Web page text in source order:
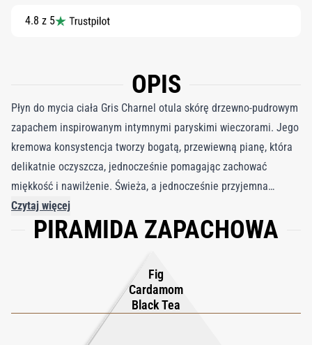
4.8 z 5
OPIS
Płyn do mycia ciała Gris Charnel otula skórę drzewno-pudrowym
zapachem inspirowanym intymnymi paryskimi wieczorami. Jego
kremowa konsystencja tworzy bogatą, przewiewną pianę, która
delikatnie oczyszcza, jednocześnie pomagając zachować
miękkość i nawilżenie. Świeża, a jednocześnie przyjemna
formuła pozostawia delikatny welon zapachu, który pięknie
utrzymuje się na skórze. Zaprojektowany, aby przekształcić
aksamitnymi akordami fig, zapewniając chwilę dyskretnego
luksusu i czystego dobrego samopoczucia. Zainspirowany
tajemniczym pięknem Paryża, Gris Charnel oddaje cichą
Czytaj więcej
PIRAMIDA ZAPACHOWA
Fig
Cardamom
Black Tea